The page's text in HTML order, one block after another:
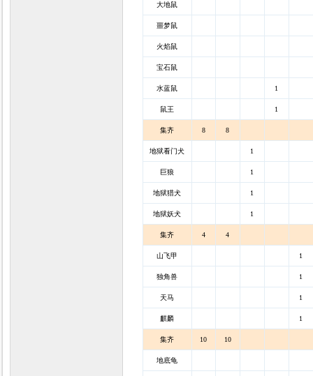
大地鼠
噩梦鼠
火焰鼠
宝石鼠
水蓝鼠 1
鼠王 1
集齐 8 8
地狱看门犬 1
巨狼 1
地狱猎犬 1
地狱妖犬 1
集齐 4 4
山飞甲 1
独角兽 1
天马 1
麒麟 1
集齐 10 10
地底龟